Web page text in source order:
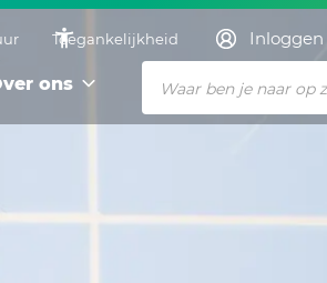
ons
Toegankelijkheid Inloggen